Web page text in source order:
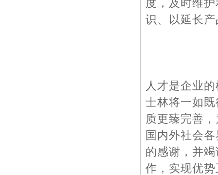
度，及时维
识、以延长
人才是企业
士林将一如
质更臻完善
国内外社会
的感谢，并
作，实现优